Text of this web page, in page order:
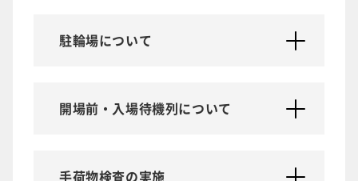
駐輪場について
開場前・入場待機列について
手荷物検査の実施